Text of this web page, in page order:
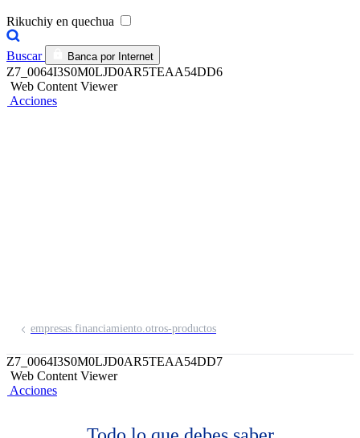
Rikuchiy en quechua
Buscar Banca por Internet
Z7_0064I3S0M0LJD0AR5TEAA54DD6
Web Content Viewer
Acciones
empresas.financiamiento.otros-productos
Z7_0064I3S0M0LJD0AR5TEAA54DD7
Web Content Viewer
Acciones